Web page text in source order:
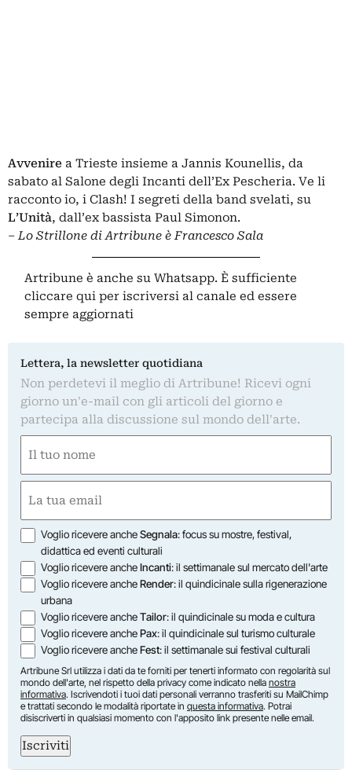
Avvenire a Trieste insieme a Jannis Kounellis, da
sabato al Salone degli Incanti dell’Ex Pescheria. Ve li
racconto io, i Clash! I segreti della band svelati, su
L’Unità, dall’ex bassista Paul Simonon.
– Lo Strillone di Artribune è Francesco Sala
Artribune è anche su Whatsapp. È sufficiente
cliccare qui per iscriversi al canale ed essere
sempre aggiornati
Lettera, la newsletter quotidiana
Non perdetevi il meglio di Artribune! Ricevi ogni
giorno un'e-mail con gli articoli del giorno e
partecipa alla discussione sul mondo dell'arte.
(Required)
(Required)
Opzioni
Voglio ricevere ancheSegnala: focus su mostre, festival,
didattica ed eventi culturali
Voglio ricevere ancheIncanti: il settimanale sul mercato dell'arte
Voglio ricevere ancheRender: il quindicinale sulla rigenerazione
urbana
Voglio ricevere ancheTailor: il quindicinale su moda e cultura
Voglio ricevere anchePax: il quindicinale sul turismo culturale
Voglio ricevere ancheFest: il settimanale sui festival culturali
Artribune Srl utilizza i dati da te forniti per tenerti informato con regolarità sul
mondo dell'arte, nel rispetto della privacy come indicato nella nostra
informativa. Iscrivendoti i tuoi dati personali verranno trasferiti su MailChimp
e trattati secondo le modalità riportate in questa informativa. Potrai
disiscriverti in qualsiasi momento con l'apposito link presente nelle email.
Iscriviti